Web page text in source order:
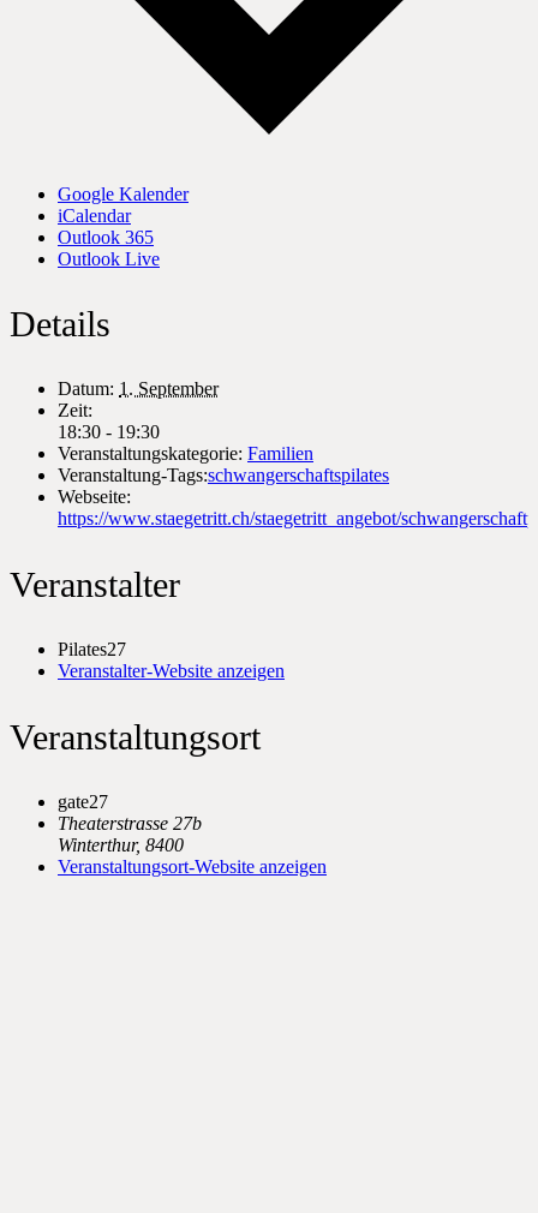
Google Kalender
iCalendar
Outlook 365
Outlook Live
Details
Datum: 1. September
Zeit:
18:30 - 19:30
Veranstaltungskategorie: Familien
Veranstaltung-Tags:schwangerschaftspilates
Webseite:
https://www.staegetritt.ch/staegetritt_angebot/
Veranstalter
Pilates27
Veranstalter-Website anzeigen
Veranstaltungsort
gate27
Theaterstrasse 27b
Winterthur, 8400
Veranstaltungsort-Website anzeigen